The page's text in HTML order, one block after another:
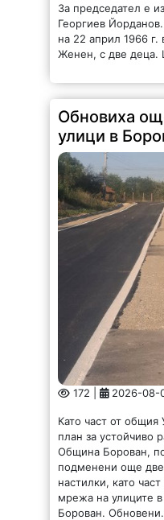
За председател е
Георгиев
на 22 април 1966 г.
Женен, с две деца.
Обновиха
улици в
172 | 2026-08-
Като част от общия
план за устойчиво
Община Борован,
подменени още две
настилки, като част
мрежа на улиците
Борован.